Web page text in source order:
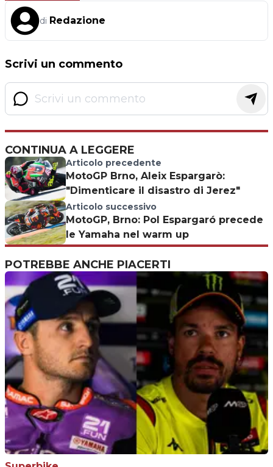
di Redazione
Scrivi un commento
CONTINUA A LEGGERE
Articolo precedente
MotoGP Brno, Aleix Espargarò:
"Dimenticare il disastro di Jerez"
Articolo successivo
MotoGP, Brno: Pol Espargaró precede
le Yamaha nel warm up
POTREBBE ANCHE PIACERTI